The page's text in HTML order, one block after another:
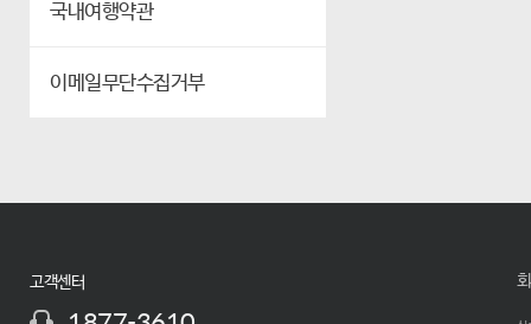
국내여행약관
이메일무단수집거부
고객센터